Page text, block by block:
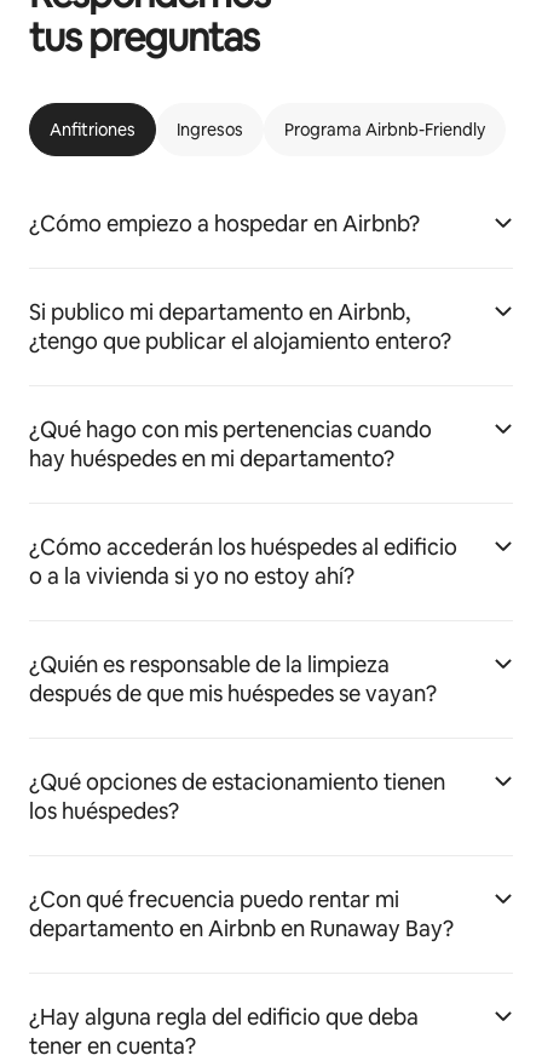
tus preguntas
Anfitriones Ingresos Programa Airbnb-Friendly
¿Cómo empiezo a hospedar en Airbnb?
Si publico mi departamento en Airbnb,
¿tengo que publicar el alojamiento entero?
¿Qué hago con mis pertenencias cuando
hay huéspedes en mi departamento?
¿Cómo accederán los huéspedes al edificio
o a la vivienda si yo no estoy ahí?
¿Quién es responsable de la limpieza
después de que mis huéspedes se vayan?
¿Qué opciones de estacionamiento tienen
los huéspedes?
¿Con qué frecuencia puedo rentar mi
departamento en Airbnb en Runaway Bay?
¿Hay alguna regla del edificio que deba
tener en cuenta?